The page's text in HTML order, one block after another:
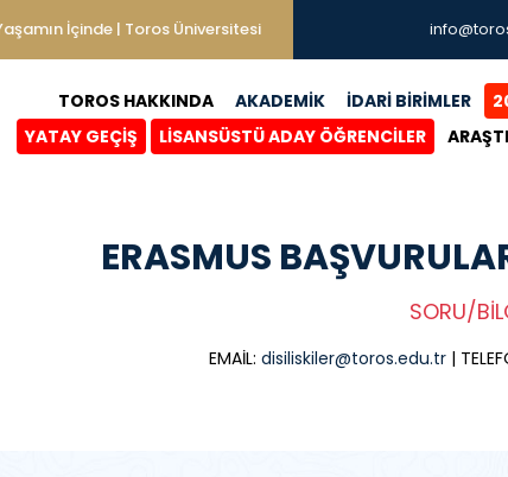
İçinde | Toros Üniversitesi
TOROS HAKKINDA AKADEMİK İDARİ BİRİMLER
YATAY GEÇİŞ
LİSANSÜSTÜ ADAY ÖĞRENCİLER
ERASMUS
SORU/
EMAİL: disiliskiler@toros.edu.tr|